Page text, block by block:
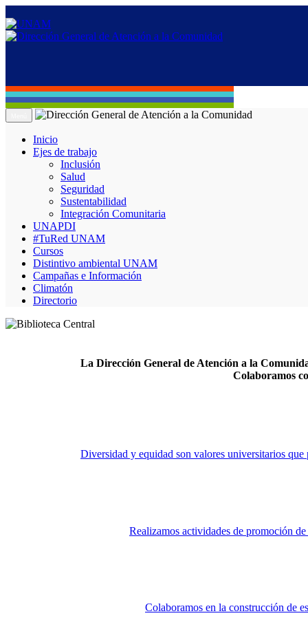
Inicio
Ejes de trabajo
Inclusión
Salud
Seguridad
Sustentabilidad
Integración Comunitaria
UNAPDI
#TuRed UNAM
Cursos
Distintivo ambiental UNAM
Campañas e Información
Climatón
Directorio
La Dirección General de Atención a la
Colaboramos
Diversidad y equidad son valores universitarios que
Realizamos actividades de promoción
Colaboramos en la construcción de